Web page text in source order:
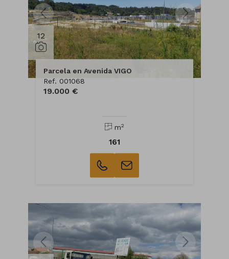
12
Parcela en Avenida VIGO
Ref. 001068
19.000 €
m2
161